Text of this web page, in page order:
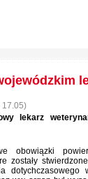
17.05)
lekarz
obowiązki
zostały
dotychczasowego